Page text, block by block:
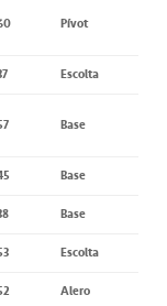
Pívot
Escolta
Base
Base
Base
Escolta
Alero